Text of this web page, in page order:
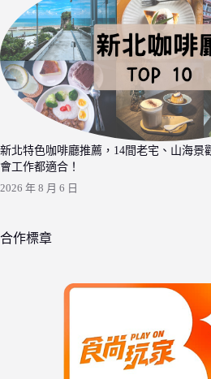
新北特色咖啡廳推薦，14間老宅、山海景
會工作都適合！
2026 年 8 月 6 日
合作標章